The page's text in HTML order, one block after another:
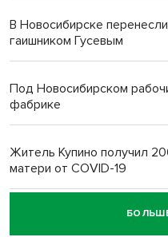
В Новосибирске
гаишником Гусевым
Под Новосибирском
фабрике
Житель Купино получил
матери от COVID-19
Новосибирский суд
пенсионерки на вокзале